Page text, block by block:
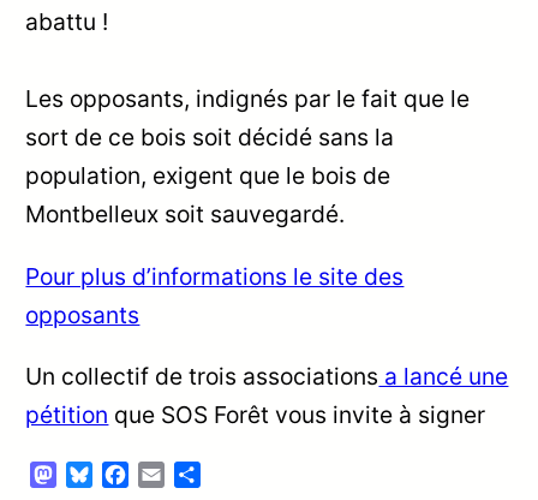
abattu !
Les opposants, indignés par le fait que le
sort de ce bois soit décidé sans la
population, exigent que le bois de
Montbelleux soit sauvegardé.
Pour plus d’informations le site des
opposants
Un collectif de trois associations a lancé une
pétition que SOS Forêt vous invite à signer
Mastodon
BlueskyFacebook
Email